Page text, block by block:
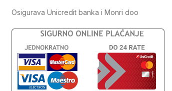
Osigurava Unicredit banka i Monri doo